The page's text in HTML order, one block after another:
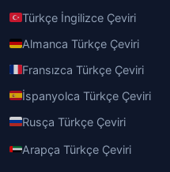
Türkçe İngilizce Çeviri
Almanca Türkçe Çeviri
Fransızca Türkçe Çeviri
İspanyolca Türkçe Çeviri
Rusça Türkçe Çeviri
Arapça Türkçe Çeviri